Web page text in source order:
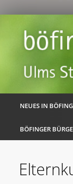
NEUES IN
BÖFINGER